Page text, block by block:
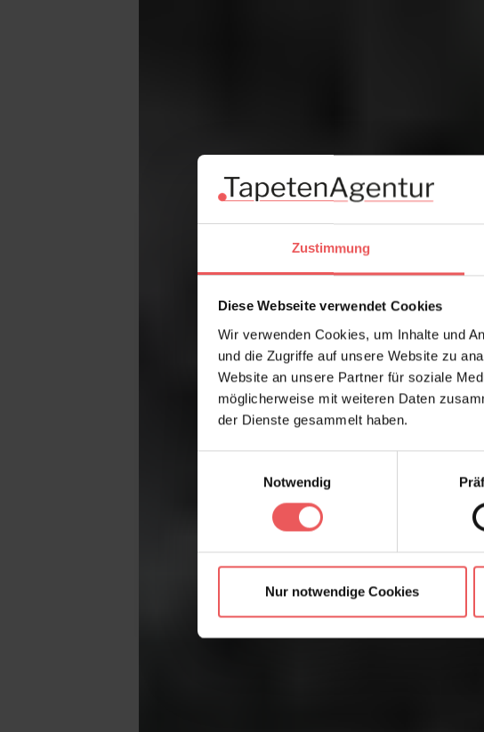
Zustimmung
Diese Webseite verwendet Cookies
Wir verwenden Cookies, um Inhalte und
und die Zugriffe auf unsere Website zu
Website an unsere Partner für soziale
möglicherweise mit weiteren Daten
der Dienste gesammelt haben.
Notwendig
Nur notwendige Cookies